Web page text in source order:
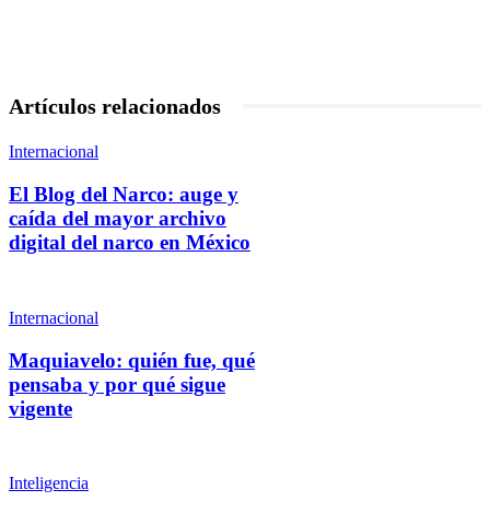
Artículos relacionados
Internacional
El Blog del Narco: auge y
caída del mayor archivo
digital del narco en México
Internacional
Maquiavelo: quién fue, qué
pensaba y por qué sigue
vigente
Inteligencia